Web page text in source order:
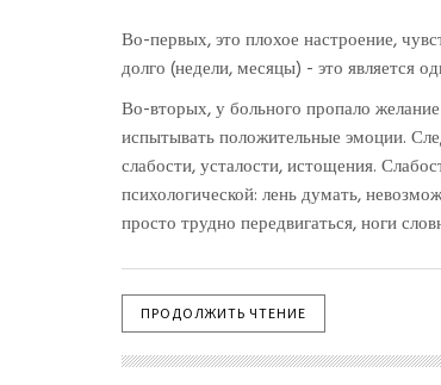
Во-первых, это плохое настроение,
долго (недели, месяцы) - это является
Во-вторых, у больного пропало
испытывать положительные эмоции.
слабости, усталости, истощения.
психологической: лень думать,
просто трудно передвигаться, ноги
ПРОДОЛЖИТЬ ЧТЕНИЕ